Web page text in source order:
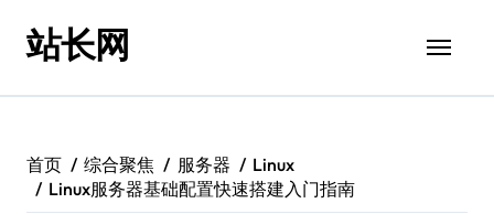
站长网
首页 综合聚焦 服务器
Linux
Linux服务器基础配置快速搭建入门指南